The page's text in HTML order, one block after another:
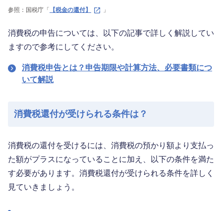
参照：国税庁「 【税金の還付】 」
消費税の申告については、以下の記事で詳しく解説してい
ますので参考にしてください。
消費税申告とは？申告期限や計算方法、必要書類につ
いて解説
消費税還付が受けられる条件は？
消費税の還付を受けるには、消費税の預かり額より支払っ
た額がプラスになっていることに加え、以下の条件を満た
す必要があります。消費税還付が受けられる条件を詳しく
見ていきましょう。